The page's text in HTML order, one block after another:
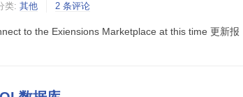
类: 其他 2 条评论
to the Exiensions Marketplace at this time 更新报